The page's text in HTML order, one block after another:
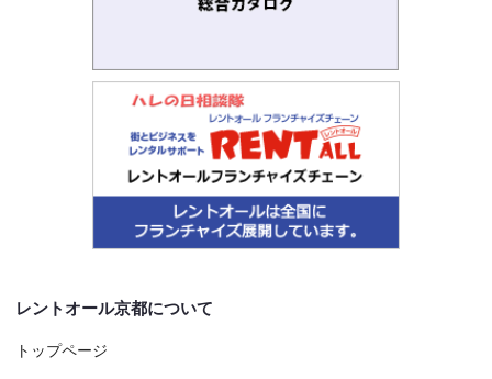
レントオール京都について
トップページ